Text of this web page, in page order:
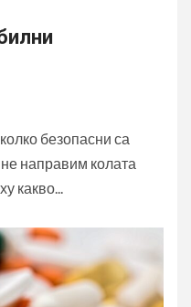
безопасни са
направим колата
какво...